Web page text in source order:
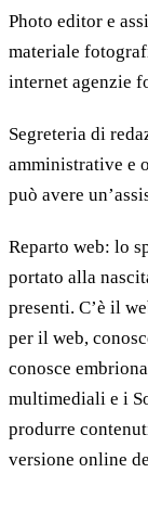
Photo editor e
materiale
internet agenzie
Segreteria di
amministrative e
può avere
Reparto web: lo
portato alla
presenti. C’è il
per il web,
conosce
multimediali e i
produrre
versione online